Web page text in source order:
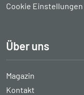
Cookie Einstellungen
Über uns
Magazin
Kontakt